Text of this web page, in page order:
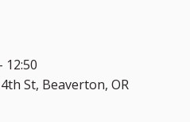
12:50
St, Beaverton, OR